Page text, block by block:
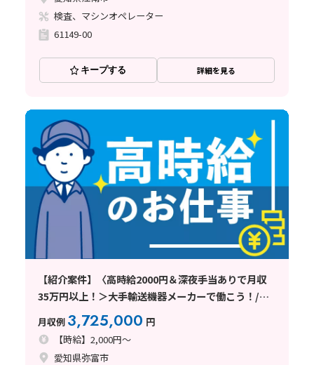
検査、マシンオペレーター
61149-00
キープする 詳細を見る
【紹介案件】〈高時給2000円＆深夜手当ありで月収
35万円以上！＞大手輸送機器メーカーで働こう！/金
山駅・近鉄富吉駅から送迎バスあり/1R寮完備で全国
からの応募歓迎♪
月収例 3,725,000 円
【時給】2,000円～
愛知県弥富市